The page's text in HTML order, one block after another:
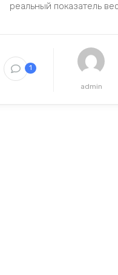
реальный показатель
1
admin